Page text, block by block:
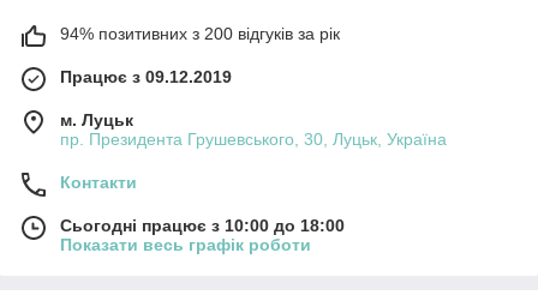
94% позитивних з 200 відгуків за рік
Працює з 09.12.2019
м. Луцьк
пр. Президента Грушевського, 30, Луцьк, Україна
Контакти
Сьогодні працює з 10:00 до 18:00
Показати весь графік роботи